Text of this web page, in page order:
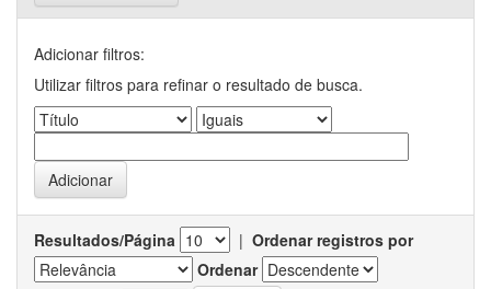
Adicionar filtros:
Utilizar filtros para refinar o resultado de busca.
Resultados/Página | Ordenar registros por
Ordenar